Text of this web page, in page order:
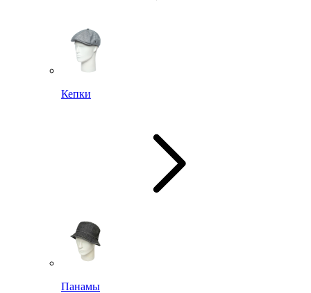
Кепки
Панамы